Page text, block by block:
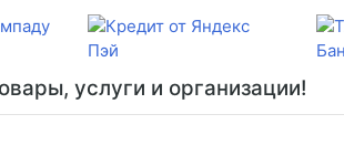
услуги и организации!